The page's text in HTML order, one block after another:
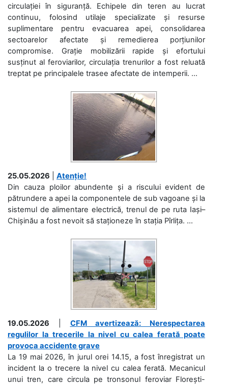
circulației în siguranță. Echipele din teren au lucrat
continuu, folosind utilaje specializate și resurse
suplimentare pentru evacuarea apei, consolidarea
sectoarelor afectate și remedierea porțiunilor
compromise. Grație mobilizării rapide și efortului
susținut al feroviarilor, circulația trenurilor a fost reluată
treptat pe principalele trasee afectate de intemperii. ...
25.05.2026
Atenție!
Din cauza ploilor abundente și a riscului evident de
pătrundere a apei la componentele de sub vagoane și la
sistemul de alimentare electrică, trenul de pe ruta Iași–
Chișinău a fost nevoit să staționeze în stația Pîrlița. ...
19.05.2026
CFM avertizează: Nerespectarea
regulilor la trecerile la nivel cu calea ferată poate
provoca accidente grave
La 19 mai 2026, în jurul orei 14.15, a fost înregistrat un
incident la o trecere la nivel cu calea ferată. Mecanicul
unui tren, care circula pe tronsonul feroviar Florești-